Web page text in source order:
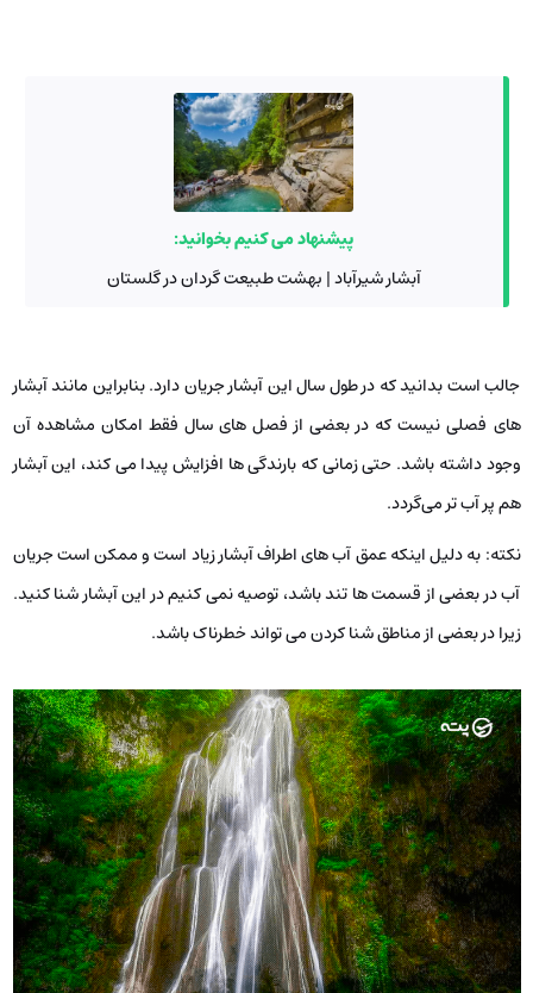
پیشنهاد می کنیم بخوانید:
آبشار شیرآباد | بهشت طبیعت گردان در گلستان
جالب است بدانید که در طول سال این آبشار جریان دارد. بنابراین مانند آبشار
های فصلی نیست که در بعضی از فصل ‌های سال فقط امکان مشاهده آن
وجود داشته باشد. حتی زمانی که بارندگی ‌ها افزایش پیدا می ‌کند، این آبشار
هم پر آب تر می‌گردد.
نکته: به دلیل اینکه عمق آب‌ های اطراف آبشار زیاد است و ممکن است جریان
آب در بعضی از قسمت ‌ها تند باشد، توصیه نمی ‌کنیم در این آبشار شنا کنید.
زیرا در بعضی از مناطق شنا کردن می‌ تواند خطرناک باشد.